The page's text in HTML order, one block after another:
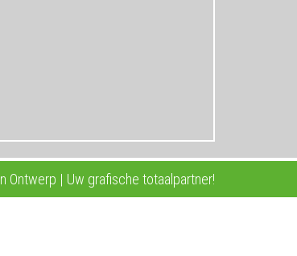
Ontwerp | Uw grafische totaalpartner!